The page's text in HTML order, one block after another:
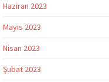
Haziran 2023
Mayıs 2023
Nisan 2023
Şubat 2023